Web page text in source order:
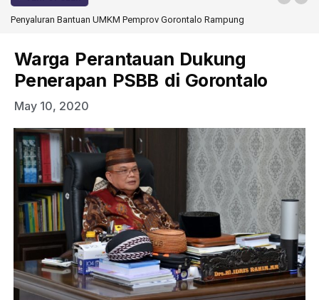
Gorontalo RampungGorontalo Ikut Dukung Program SMA Unggul Garuda
Warga Perantauan Dukung
Penerapan PSBB di Gorontalo
May 10, 2020